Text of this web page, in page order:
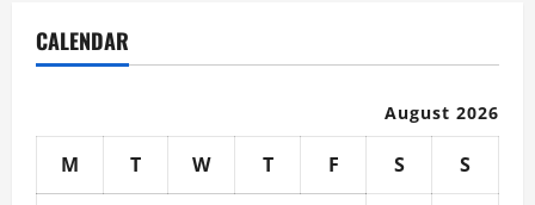
CALENDAR
August 2026
M T W T F S S